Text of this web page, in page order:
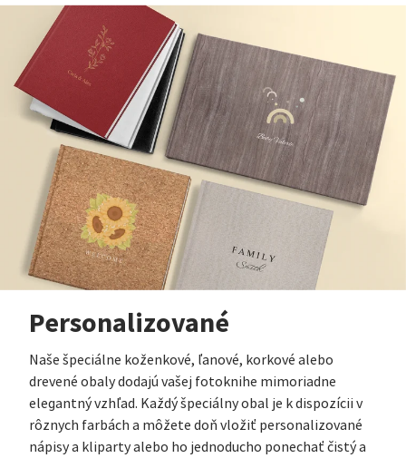
Personalizované
Naše špeciálne koženkové, ľanové, korkové alebo
drevené obaly dodajú vašej fotoknihe mimoriadne
elegantný vzhľad. Každý špeciálny obal je k dispozícii v
rôznych farbách a môžete doň vložiť personalizované
nápisy a kliparty alebo ho jednoducho ponechať čistý a